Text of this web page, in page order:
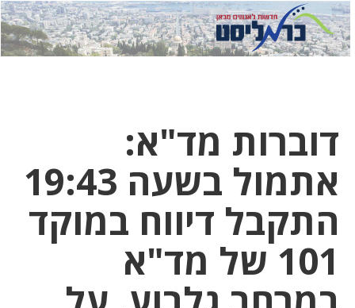
לחץ
כאן
לחץ
כדי
דוברות מד"א:
אתמול בשעה 19:43
התקבל דיווח במוקד
101 של מד"א